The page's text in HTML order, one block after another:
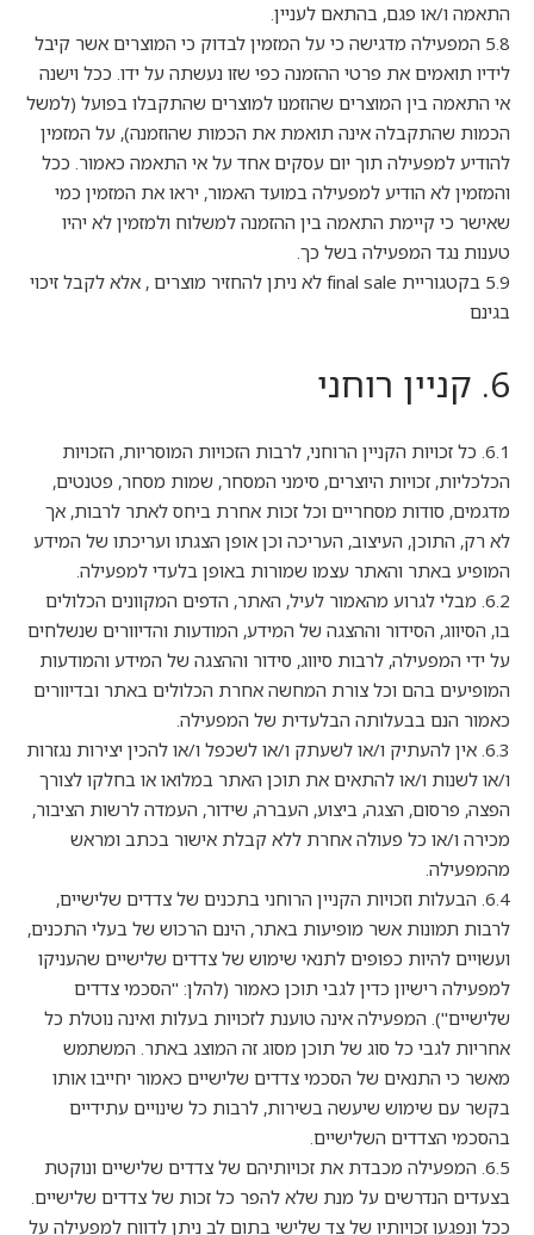
התאמה ו/או פגם, בהתאם לעניין.
5.8 המפעילה מדגישה כי על המזמין לבדוק כי המוצרים אשר קיבל
לידיו תואמים את פרטי ההזמנה כפי שזו נעשתה על ידו. ככל וישנה
אי התאמה בין המוצרים שהוזמנו למוצרים שהתקבלו בפועל (למשל
הכמות שהתקבלה אינה תואמת את הכמות שהוזמנה), על המזמין
להודיע למפעילה תוך יום עסקים אחד על אי התאמה כאמור. ככל
והמזמין לא הודיע למפעילה במועד האמור, יראו את המזמין כמי
שאישר כי קיימת התאמה בין ההזמנה למשלוח ולמזמין לא יהיו
טענות נגד המפעילה בשל כך.
5.9 בקטגוריית final sale לא ניתן להחזיר מוצרים , אלא לקבל זיכוי
בגינם
6. קניין רוחני
6.1. כל זכויות הקניין הרוחני, לרבות הזכויות המוסריות, הזכויות
הכלכליות, זכויות היוצרים, סימני המסחר, שמות מסחר, פטנטים,
מדגמים, סודות מסחריים וכל זכות אחרת ביחס לאתר לרבות, אך
לא רק, התוכן, העיצוב, העריכה וכן אופן הצגתו ועריכתו של המידע
המופיע באתר והאתר עצמו שמורות באופן בלעדי למפעילה.
6.2. מבלי לגרוע מהאמור לעיל, האתר, הדפים המקוונים הכלולים
בו, הסיווג, הסידור וההצגה של המידע, המודעות והדיוורים שנשלחים
על ידי המפעילה, לרבות סיווג, סידור וההצגה של המידע והמודעות
המופיעים בהם וכל צורת המחשה אחרת הכלולים באתר ובדיוורים
כאמור הנם בבעלותה הבלעדית של המפעילה.
6.3. אין להעתיק ו/או לשעתק ו/או לשכפל ו/או להכין יצירות נגזרות
ו/או לשנות ו/או להתאים את תוכן האתר במלואו או בחלקו לצורך
הפצה, פרסום, הצגה, ביצוע, העברה, שידור, העמדה לרשות הציבור,
מכירה ו/או כל פעולה אחרת ללא קבלת אישור בכתב ומראש
מהמפעילה.
6.4. הבעלות וזכויות הקניין הרוחני בתכנים של צדדים שלישיים,
לרבות תמונות אשר מופיעות באתר, הינם הרכוש של בעלי התכנים,
ועשויים להיות כפופים לתנאי שימוש של צדדים שלישיים שהעניקו
למפעילה רישיון כדין לגבי תוכן כאמור (להלן: "הסכמי צדדים
שלישיים"). המפעילה אינה טוענת לזכויות בעלות ואינה נוטלת כל
אחריות לגבי כל סוג של תוכן מסוג זה המוצג באתר. המשתמש
מאשר כי התנאים של הסכמי צדדים שלישיים כאמור יחייבו אותו
בקשר עם שימוש שיעשה בשירות, לרבות כל שינויים עתידיים
בהסכמי הצדדים השלישיים.
6.5. המפעילה מכבדת את זכויותיהם של צדדים שלישיים ונוקטת
בצעדים הנדרשים על מנת שלא להפר כל זכות של צדדים שלישיים.
ככל ונפגעו זכויותיו של צד שלישי בתום לב ניתן לדווח למפעילה על